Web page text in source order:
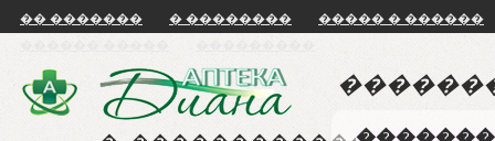
�� ������� � ��������
����� � ������